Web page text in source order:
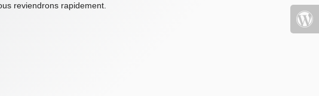
reviendrons rapidement.